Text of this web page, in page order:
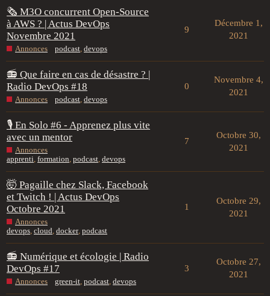
🗞 M3O concurrent Open-Source
à AWS ? | Actus DevOps
Novembre 2021
Annonces podcast, devops
9
Décembre 1,
2021
📻 Que faire en cas de désastre ? |
Radio DevOps #18
Annonces podcast, devops
0
Novembre 4,
2021
🎙 En Solo #6 - Apprenez plus vite
avec un mentor
Annonces
apprenti, formation, podcast, devops
7
Octobre 30,
2021
🤯 Pagaille chez Slack, Facebook
et Twitch ! | Actus DevOps
Octobre 2021
Annonces
devops, cloud, docker, podcast
1
Octobre 29,
2021
📻 Numérique et écologie | Radio
DevOps #17
Annonces green-it, podcast, devops
3
Octobre 27,
2021